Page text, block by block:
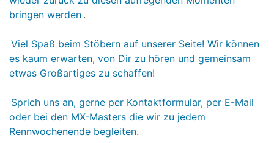
bringen werden .
Viel Spaß beim Stöbern auf unserer Seite! Wir können
es kaum erwarten, von Dir zu hören und gemeinsam
etwas Großartiges zu schaffen!
Sprich uns an, gerne per Kontaktformular, per E-Mail
oder bei den MX-Masters die wir zu jedem
Rennwochenende begleiten.